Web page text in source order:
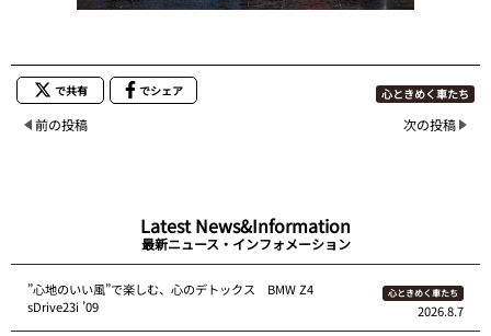
で共有 でシェア 心ときめく車たち
前の投稿 次の投稿
Latest News&Information
最新ニュース・インフォメーション
”心地のいい風”で楽しむ、心のデトックス BMW Z4
sDrive23i ’09
心ときめく車たち
2026.8.7